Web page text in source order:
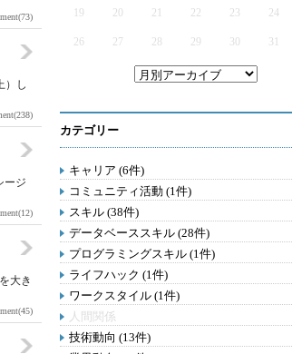
）し
ージ
大き
19 20 21 22 23 24
26 27 28 29 30 31
カテゴリー
キャリア (6件)
コミュニティ活動 (1件)
スキル (38件)
データベーススキル (28件)
プログラミングスキル (1件)
ライフハック (1件)
ワークスタイル (1件)
人間関係
技術動向 (13件)